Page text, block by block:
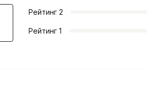
Рейтинг2
Рейтинг1